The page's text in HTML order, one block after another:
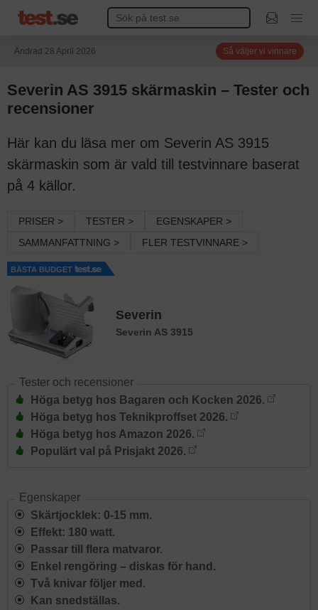
Ändrad 28 April 2026 Så väljer vi vinnare
Severin AS 3915 skärmaskin – Tester och
recensioner
Här kan du läsa mer om Severin AS 3915
skärmaskin som är vald till testvinnare baserat
på 4 källor.
PRISER > TESTER >
EGENSKAPER >
SAMMANFATTNING >
FLER TESTVINNARE >
BÄSTA BUDGET
Severin
Severin AS 3915
Tester och recensioner
Höga betyg hos Bagaren och Kocken 2026.
Höga betyg hos Teknikproffset 2026.
Höga betyg hos Amazon 2026.
Populärt val på Prisjakt 2026.
Egenskaper
Skärtjocklek: 0-15 mm.
Effekt: 180 watt.
Passar till flera matvaror.
Enkel rengöring – diskas för hand.
Två knivar följer med.
Kan snedställas.